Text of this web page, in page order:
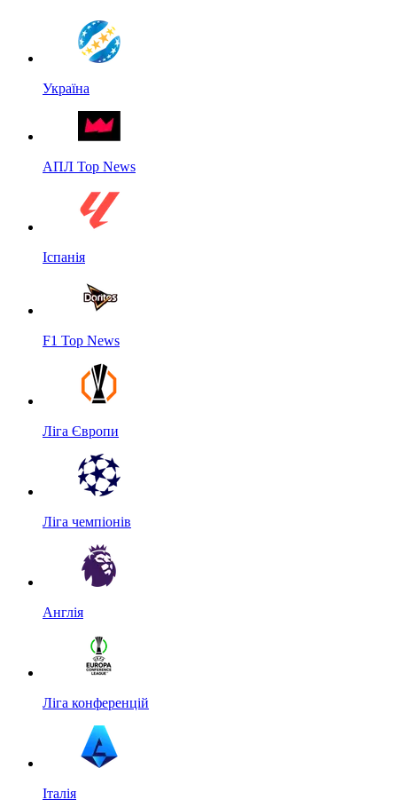
Україна
АПЛ Top News
Іспанія
F1 Top News
Ліга Європи
Ліга чемпіонів
Англія
Ліга конференцій
Італія